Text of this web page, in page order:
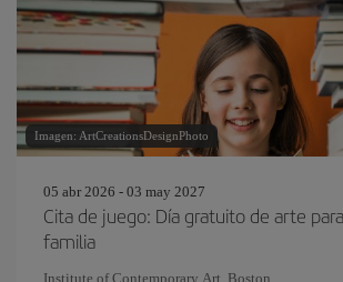
Imagen: ArtCreationsDesignPhoto
05 abr 2026 - 03 may 2027
Cita de juego: Día gratuito de arte
familia
Institute of Contemporary Art, Boston